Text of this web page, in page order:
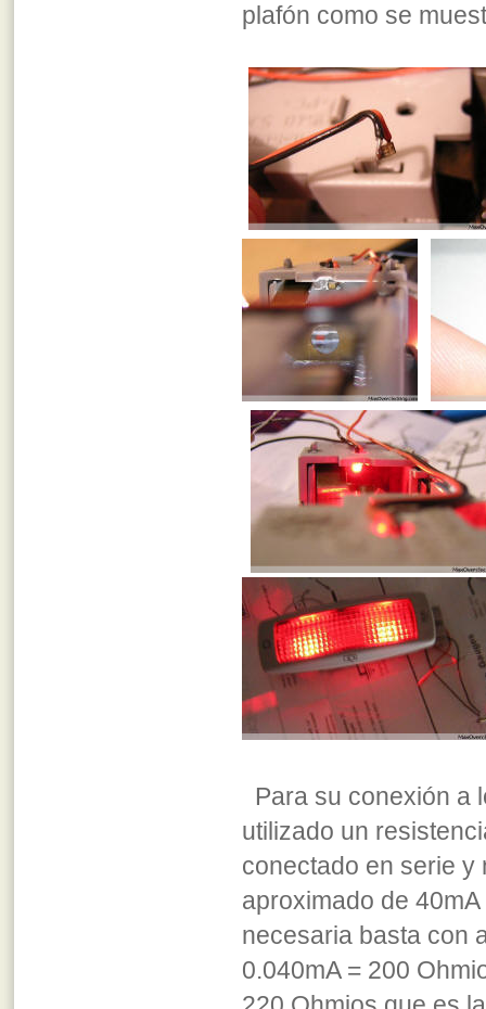
plafón como se
Para su conexión a
utilizado un
conectado en serie y
aproximado de
necesaria basta con
0.040mA = 200